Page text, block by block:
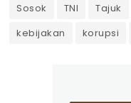
Sosok
TNI Tajuk
kebijakan
korupsi